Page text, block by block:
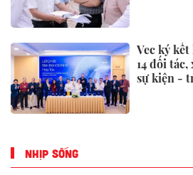
Vec ký
14 đối
sự kiện -
NHỊP SỐNG